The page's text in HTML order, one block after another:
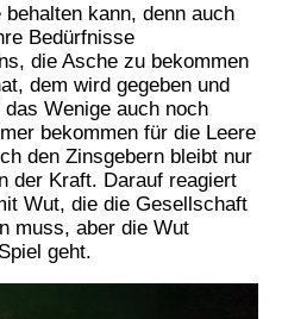
kann, denn auch
Bedürfnisse
die Asche zu bekommen
dem wird gegeben und
Wenige auch noch
bekommen für die Leere
den Zinsgebern bleibt nur
der Kraft. Darauf reagiert
Wut, die die Gesellschaft
muss, aber die Wut
geht.